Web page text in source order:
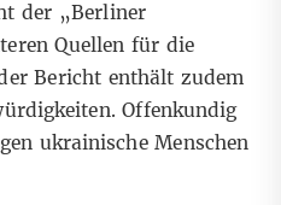
der „Berliner
Quellen für die
Bericht enthält zudem
Offenkundig
ukrainische Menschen